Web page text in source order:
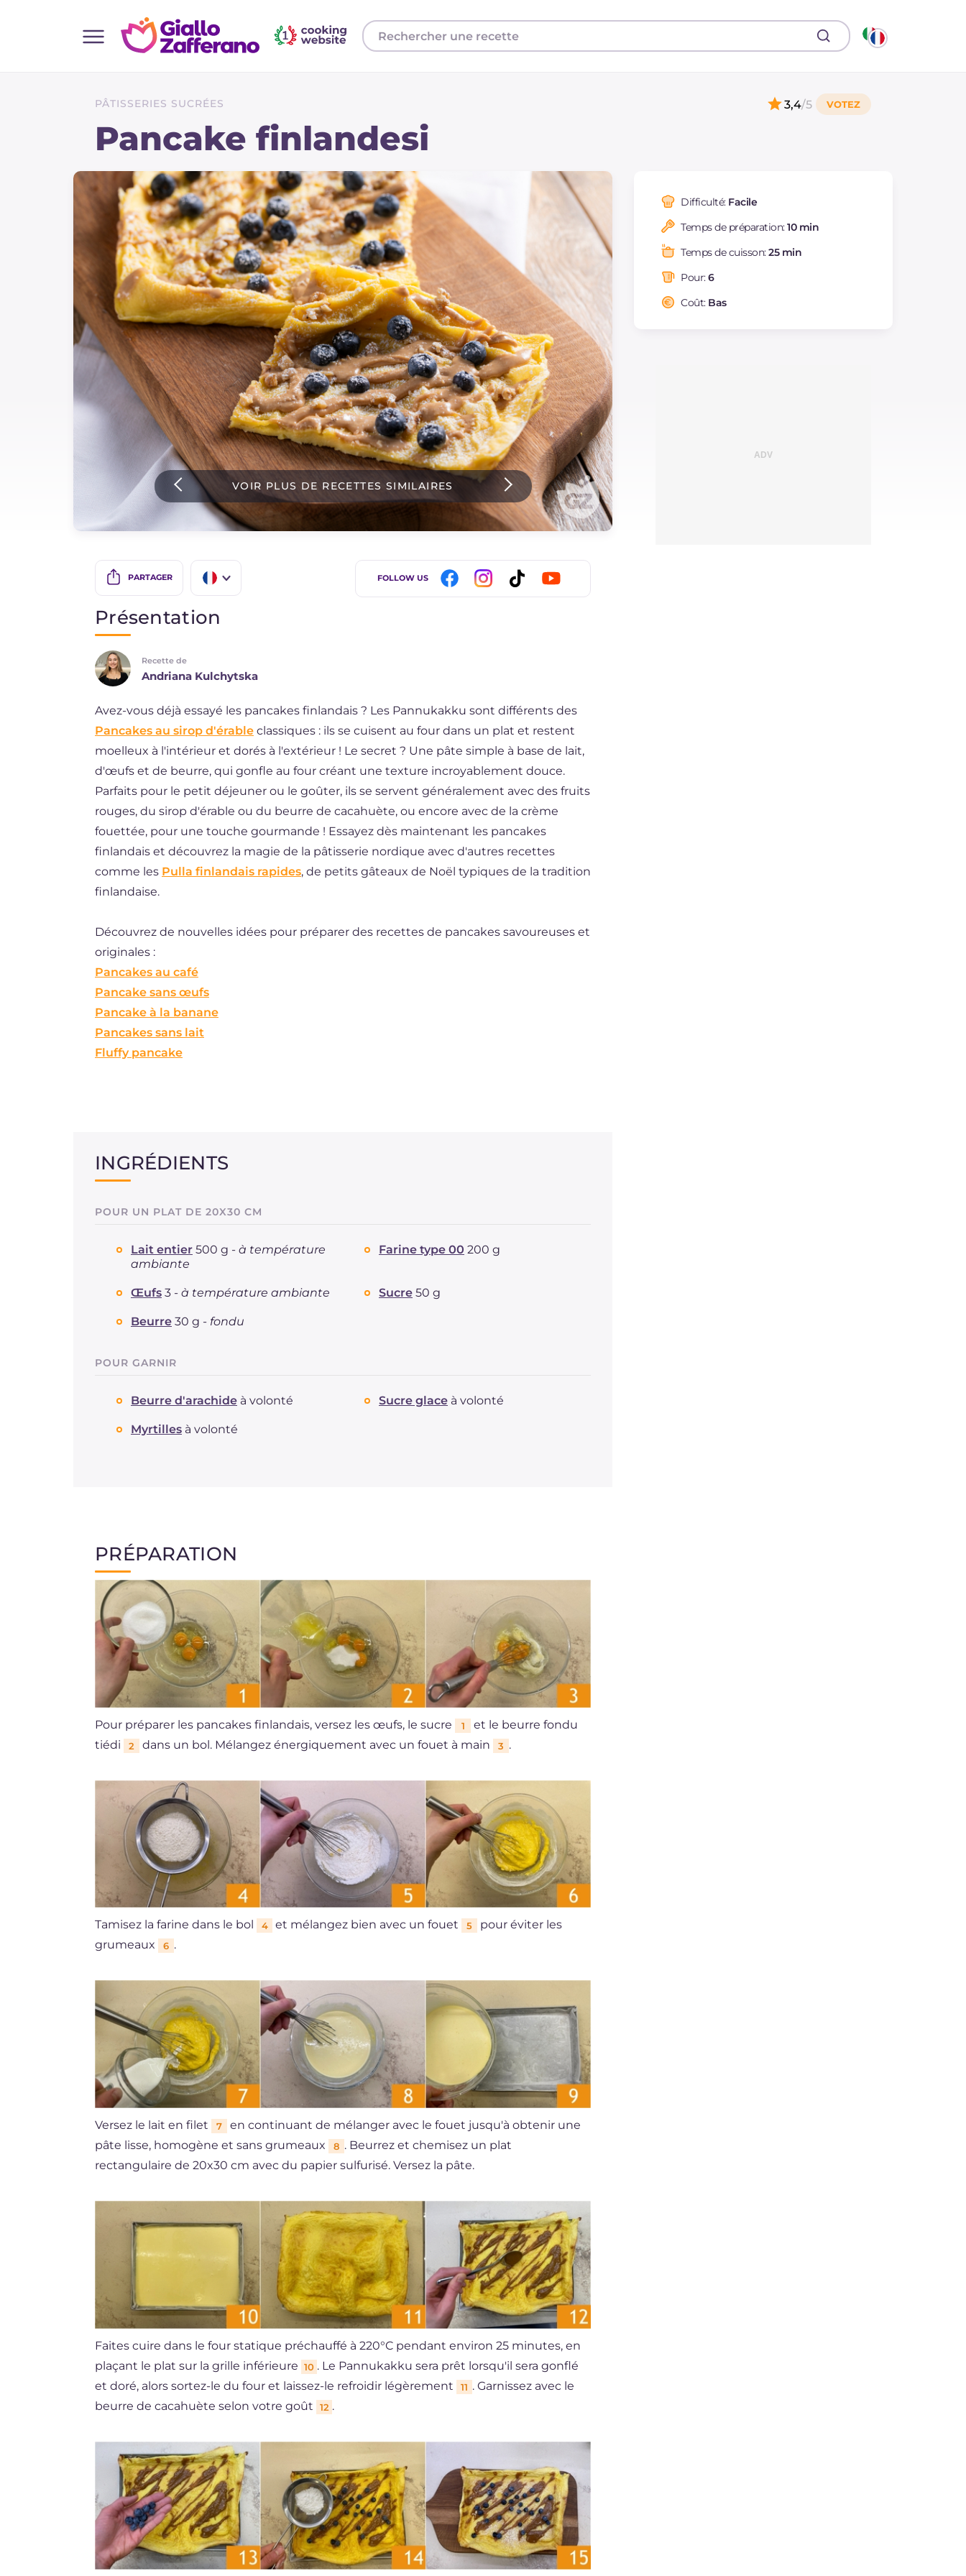
Toutes les recettes
Plats principaux
Boissons et rafraîchissements
Accompagnement
Pizzas et focaccia
Gateaux et patisserie
Dernieres recettes
IT Website
Instagram
PÂTISSERIES SUCRÉES
Pancake finlandesi
3,4/5
VOIR PLUS DE RECETTES SIMILAIRES
PARTAGER
DE
FOLLOW US
Difficulté: Facile
Temps de préparation:10 min
Temps de cuisson:25 min
Pour:6
Coût: Bas
Présentation
Recette de
Andriana Kulchytska
Avez-vous déjà essayé les pancakes finlandais ? Les Pannukakku sont différents des
Pancakes au sirop d'érable classiques : ils se cuisent au four dans un plat et restent
moelleux à l'intérieur et dorés à l'extérieur ! Le secret ? Une pâte simple à base de lait,
d'œufs et de beurre, qui gonfle au four créant une texture incroyablement douce.
Parfaits pour le petit déjeuner ou le goûter, ils se servent généralement avec des fruits
rouges, du sirop d'érable ou du beurre de cacahuète, ou encore avec de la crème
fouettée, pour une touche gourmande ! Essayez dès maintenant les pancakes
finlandais et découvrez la magie de la pâtisserie nordique avec d'autres recettes
comme les Pulla finlandais rapides, de petits gâteaux de Noël typiques de la tradition
finlandaise.
Découvrez de nouvelles idées pour préparer des recettes de pancakes savoureuses et
originales :
Pancakes au café
Pancake sans œufs
Pancake à la banane
Pancakes sans lait
Fluffy pancake
INGRÉDIENTS
POUR UN PLAT DE 20X30 CM
Lait entier 500 g - à température
ambiante
Farine type 00 200 g
Œufs 3 - à température ambiante Sucre 50 g
Beurre 30 g - fondu
POUR GARNIR
Beurre d'arachide à volonté Sucre glace à volonté
Myrtilles à volonté
PRÉPARATION
Pour préparer les pancakes finlandais, versez les œufs, le sucre 1
et le beurre fondu
tiédi
2 dans un bol. Mélangez énergiquement avec un fouet à main 3 .
Tamisez la farine dans le bol 4 et mélangez bien avec un fouet 5
pour éviter les
grumeaux
6 .
Versez le lait en filet 7
en continuant de mélanger avec le fouet jusqu'à obtenir une
pâte lisse, homogène et sans grumeaux
8 . Beurrez et chemisez un plat
rectangulaire de 20x30 cm avec du papier sulfurisé. Versez la pâte.
Faites cuire dans le four statique préchauffé à 220°C pendant environ 25 minutes, en
plaçant le plat sur la grille inférieure 10 . Le Pannukakku sera prêt lorsqu'il sera gonflé
et doré, alors sortez-le du four et laissez-le refroidir légèrement
11 . Garnissez avec le
beurre de cacahuète selon votre goût
12 .